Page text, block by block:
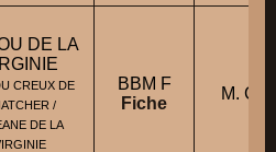
DE LA
CREUX DE
/
DE LA
BBM F
Fiche
M.